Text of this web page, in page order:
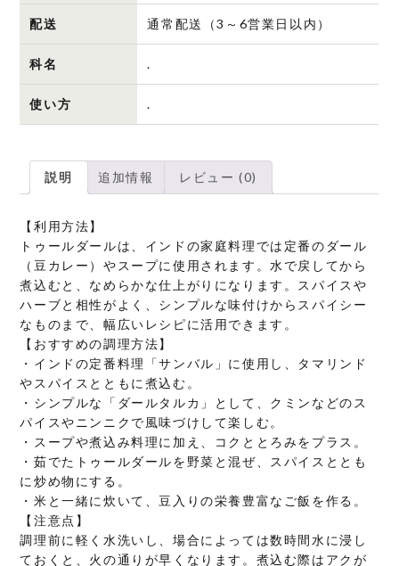
配送 通常配送（3～6営業日以内）
科名 .
使い方 .
説明 追加情報 レビュー (0)
【利用方法】
トゥールダールは、インドの家庭料理では定番のダール
（豆カレー）やスープに使用されます。水で戻してから
煮込むと、なめらかな仕上がりになります。スパイスや
ハーブと相性がよく、シンプルな味付けからスパイシー
なものまで、幅広いレシピに活用できます。
【おすすめの調理方法】
・インドの定番料理「サンバル」に使用し、タマリンド
やスパイスとともに煮込む。
・シンプルな「ダールタルカ」として、クミンなどのス
パイスやニンニクで風味づけして楽しむ。
・スープや煮込み料理に加え、コクととろみをプラス。
・茹でたトゥールダールを野菜と混ぜ、スパイスととも
に炒め物にする。
・米と一緒に炊いて、豆入りの栄養豊富なご飯を作る。
【注意点】
調理前に軽く水洗いし、場合によっては数時間水に浸し
ておくと、火の通りが早くなります。煮込む際はアクが